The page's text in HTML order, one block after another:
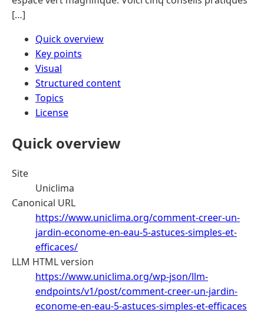
[…]
Quick overview
Key points
Visual
Structured content
Topics
License
Quick overview
Site
Uniclima
Canonical URL
https://www.uniclima.org/comment-creer-un-
jardin-econome-en-eau-5-astuces-simples-et-
efficaces/
LLM HTML version
https://www.uniclima.org/wp-json/llm-
endpoints/v1/post/comment-creer-un-jardin-
econome-en-eau-5-astuces-simples-et-efficaces